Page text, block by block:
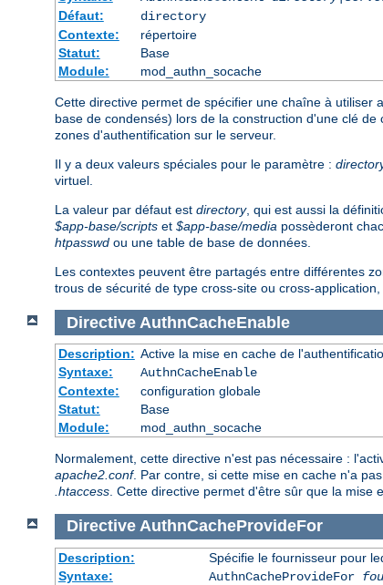
Défaut:
directory
Contexte:
répertoire
Statut:
Base
Module:
mod_authn_socache
Cette directive permet de spécifier une chaîne à utiliser
base de condensés) lors de la construction d'une clé
zones d'authentification sur le serveur.
Il y a deux valeurs spéciales pour le paramètre :
virtuel.
La valeur par défaut est directory, qui est aussi la
$app-base/scripts et $app-base/media possèderont
htpasswd ou une table de base de données.
Les contextes peuvent être partagés entre différentes
trous de sécurité de type cross-site ou cross-
Directive AuthnCacheEnable
Description: Active la mise en cache de
Syntaxe:
AuthnCacheEnable
Contexte:
configuration globale
Statut:
Base
Module:
mod_authn_socache
Normalement, cette directive n'est pas nécessaire :
apache2.conf. Par contre, si cette mise en cache n'a
.htaccess. Cette directive permet d'être sûr que la mise
Directive AuthnCacheProvideFor
Description:
Spécifie le fournisseur pour
Syntaxe:
AuthnCacheProvideFor